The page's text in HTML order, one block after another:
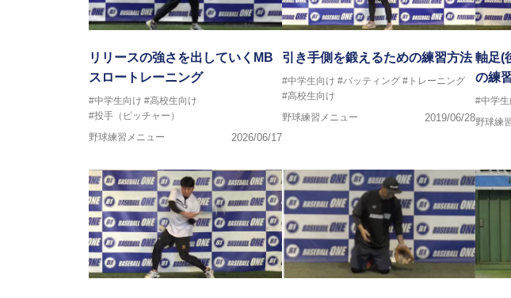
リリースの強さを出していくMB
スロートレーニング
#中学生向け #高校生向け
#投手（ピッチャー）
野球練習メニュー
2026/06/17
引き手側を鍛えるための練習方法
#中学生向け #バッティング #トレーニング
#高校生向け
野球練習メニュー
2019/06/28
軸足(
の練
#中学生
野球練